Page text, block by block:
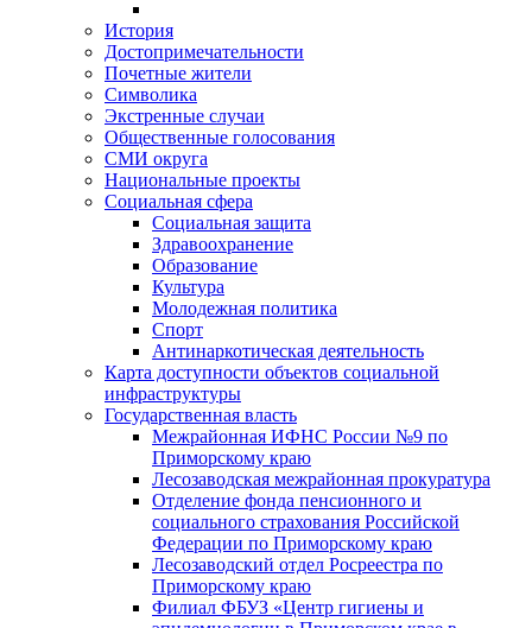
История
Достопримечательности
Почетные жители
Символика
Экстренные случаи
Общественные голосования
СМИ округа
Национальные проекты
Социальная сфера
Социальная защита
Здравоохранение
Образование
Культура
Молодежная политика
Спорт
Антинаркотическая деятельность
Карта доступности объектов социальной
инфраструктуры
Государственная власть
Межрайонная ИФНС России №9 по
Приморскому краю
Лесозаводская межрайонная прокуратура
Отделение фонда пенсионного и
социального страхования Российской
Федерации по Приморскому краю
Лесозаводский отдел Росреестра по
Приморскому краю
Филиал ФБУЗ «Центр гигиены и